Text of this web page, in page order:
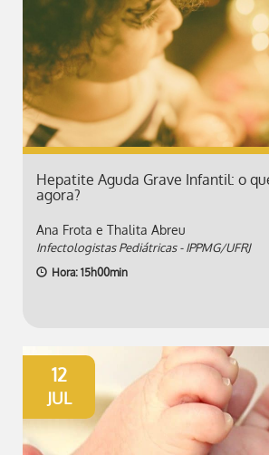
Hepatite Aguda Grave Infantil: o
agora?
Ana Frota e Thalita Abreu
Infectologistas Pediátricas - IPPMG/UFRJ
Hora: 15h00min
12
JUL